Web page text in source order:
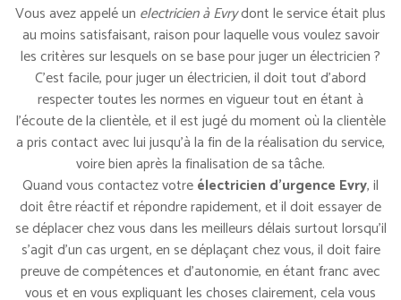
Vous avez appelé un electricien à Evrydont le service était plus
au moins satisfaisant, raison pour laquelle vous voulez savoir
les critères sur lesquels on se base pour juger un électricien ?
C’est facile, pour juger un électricien, il doit tout d’abord
respecter toutes les normes en vigueur tout en étant à
l’écoute de la clientèle, et il est jugé du moment où la clientèle
a pris contact avec lui jusqu’à la fin de la réalisation du service,
voire bien après la finalisation de sa tâche.
Quand vous contactez votreélectricien d’urgence Evry, il
doit être réactif et répondre rapidement, et il doit essayer de
se déplacer chez vous dans les meilleurs délais surtout lorsqu’il
s’agit d’un cas urgent, en se déplaçant chez vous, il doit faire
preuve de compétences et d’autonomie, en étant franc avec
vous et en vous expliquant les choses clairement, cela vous